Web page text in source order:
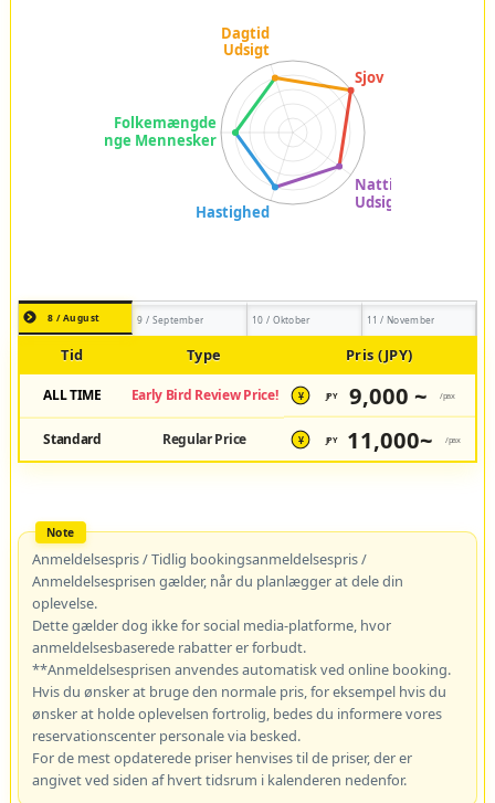
8 / August 9 / September 10 / Oktober 11 / November
Tid Type Pris (JPY)
ALL TIME Early Bird Review Price! ¥ JPY 9,000 ~ /pax
Standard Regular Price ¥ JPY 11,000~ /pax
Anmeldelsespris / Tidlig bookingsanmeldelsespris /
Anmeldelsesprisen gælder, når du planlægger at dele din
oplevelse.
Dette gælder dog ikke for social media-platforme, hvor
anmeldelsesbaserede rabatter er forbudt.
**Anmeldelsesprisen anvendes automatisk ved online booking.
Hvis du ønsker at bruge den normale pris, for eksempel hvis du
ønsker at holde oplevelsen fortrolig, bedes du informere vores
reservationscenter personale via besked.
For de mest opdaterede priser henvises til de priser, der er
angivet ved siden af hvert tidsrum i kalenderen nedenfor.